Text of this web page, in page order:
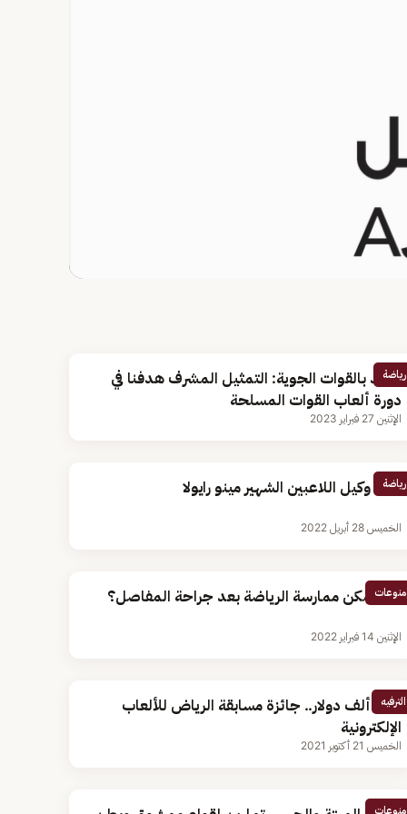
رياضة
عقيد بالقوات الجوية: التمثيل المشرف هدفنا في
دورة ألعاب القوات المسلحة
الإثنين 27 فبراير 2023
رياضة
وفاة وكيل اللاعبين الشهير مينو رايولا
الخميس 28 أبريل 2022
منوعات
هل يمكن ممارسة الرياضة بعد جراحة المفاصل؟
الإثنين 14 فبراير 2022
الترفيه
150 ألف دولار.. جائزة مسابقة الرياض للألعاب
الإلكترونية
الخميس 21 أكتوبر 2021
منوعات